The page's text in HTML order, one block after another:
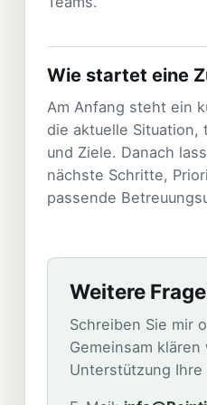
Wie startet eine
Am Anfang steht ein
die aktuelle Situation,
und Ziele. Danach
nächste Schritte,
passende
Weitere
Schreiben Sie mir
Gemeinsam klären
Unterstützung Ihre